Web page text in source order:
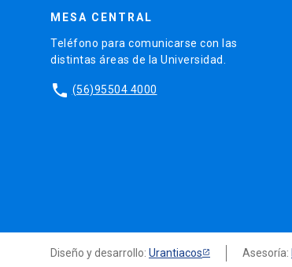
MESA CENTRAL
Teléfono para comunicarse con las
distintas áreas de la Universidad.
phone (56)95504 4000
Diseño y desarrollo: Urantiacos Asesoría: